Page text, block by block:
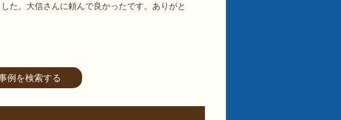
た。大信さんに頼んで良かったです。ありがと
例を検索する